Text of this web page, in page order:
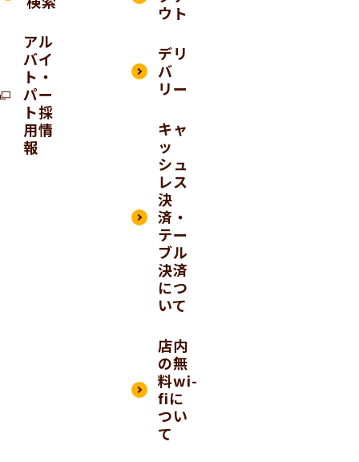
アル
バイ
ト・
パー
ト採
用情
報
ウト
デリ
バ
リー
キャ
ッ
シュ
レス
決
済・
テー
ブル
決済
につ
いて
店内
の無
料wi-
fiに
つい
て